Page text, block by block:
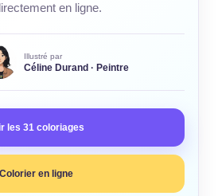
en ligne.
Illustré par
Céline Durand · Peintre
les 31 coloriages
en ligne